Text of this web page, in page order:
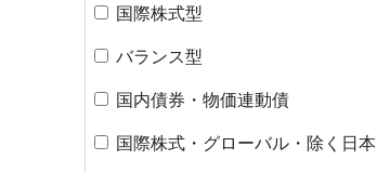
国際株式型
バランス型
国内債券・物価連動債
国際株式・グローバル・除く日